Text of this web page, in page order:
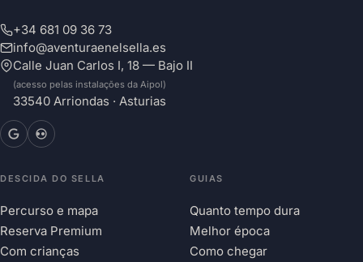
+34 681 09 36 73
info@aventuraenelsella.es
Calle Juan Carlos I, 18 — Bajo II
(acesso pelas instalações da Aipol)
33540 Arriondas · Asturias
DESCIDA DO SELLA
Percurso e mapa
Reserva Premium
Com crianças
GUIAS
Quanto tempo dura
Melhor época
Como chegar